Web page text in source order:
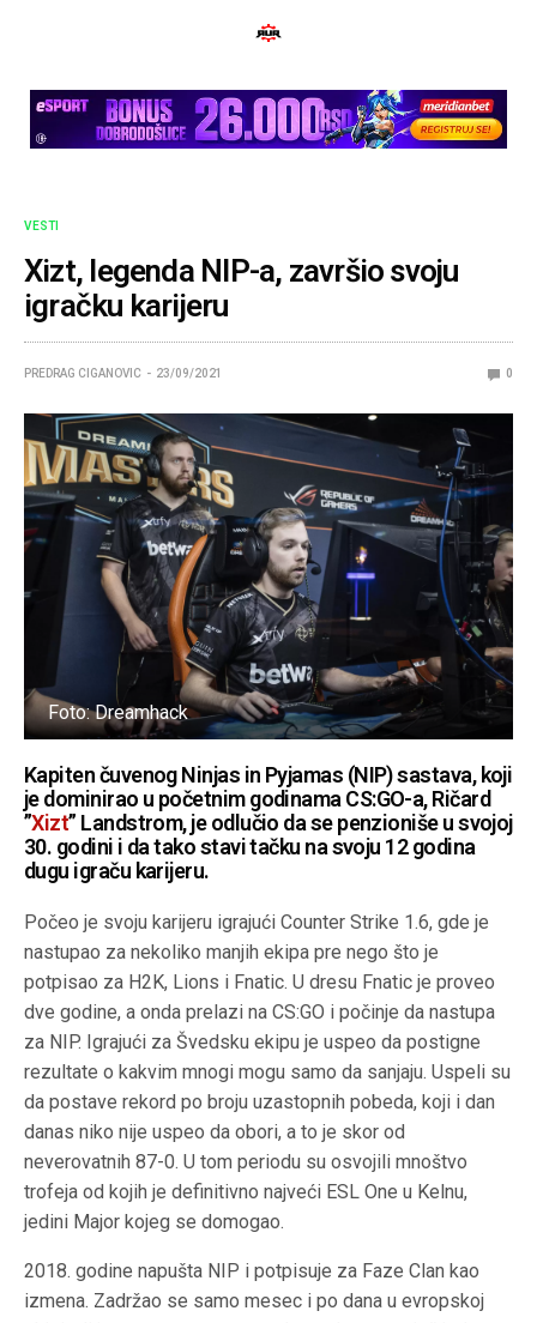
VESTI
Xizt, legenda NIP-a, završio svoju
igračku karijeru
PREDRAG CIGANOVIC 23/09/2021 0
Foto: Dreamhack
Kapiten čuvenog Ninjas in Pyjamas (NIP) sastava, koji
je dominirao u početnim godinama CS:GO-a, Ričard
”Xizt” Landstrom, je odlučio da se penzioniše u svojoj
30. godini i da tako stavi tačku na svoju 12 godina
dugu igraču karijeru.
Počeo je svoju karijeru igrajući Counter Strike 1.6, gde je
nastupao za nekoliko manjih ekipa pre nego što je
potpisao za H2K, Lions i Fnatic. U dresu Fnatic je proveo
dve godine, a onda prelazi na CS:GO i počinje da nastupa
za NIP. Igrajući za Švedsku ekipu je uspeo da postigne
rezultate o kakvim mnogi mogu samo da sanjaju. Uspeli su
da postave rekord po broju uzastopnih pobeda, koji i dan
danas niko nije uspeo da obori, a to je skor od
neverovatnih 87-0. U tom periodu su osvojili mnoštvo
trofeja od kojih je definitivno najveći ESL One u Kelnu,
jedini Major kojeg se domogao.
2018. godine napušta NIP i potpisuje za Faze Clan kao
izmena. Zadržao se samo mesec i po dana u evropskoj